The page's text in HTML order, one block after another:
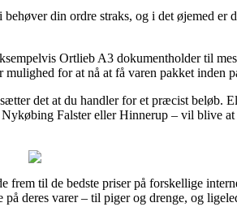
din ordre straks, og i det øjemed er
Ortlieb A3 dokumentholder til
for at nå at få varen pakket inden
det at du handler for et præcist beløb.
Falster eller Hinnerup – vil blive
til de bedste priser på forskellige
deres varer – til piger og drenge, og